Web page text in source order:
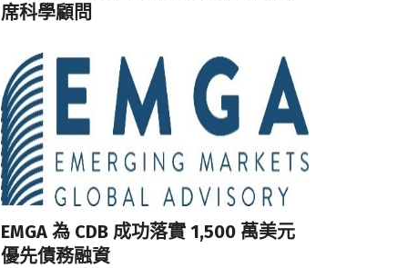
席科學顧問
EMGA 為 CDB 成功落實 1,500 萬美元
優先債務融資